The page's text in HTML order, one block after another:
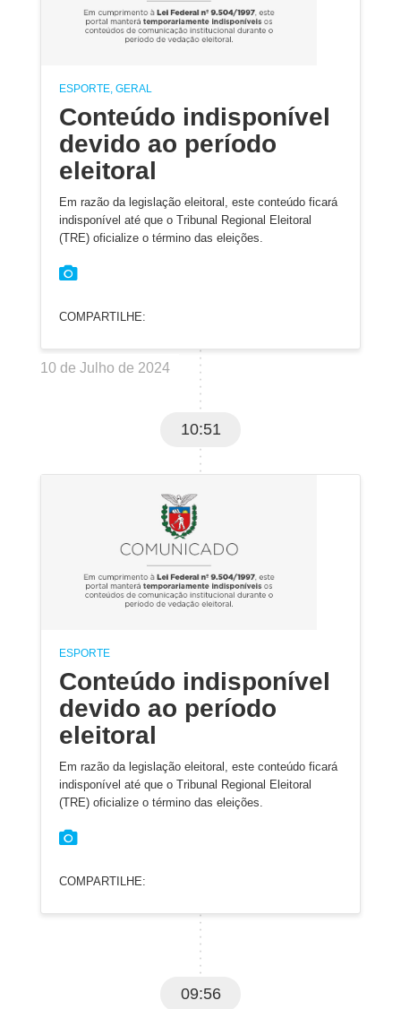
ESPORTE, GERAL
Conteúdo indisponível
devido ao período
eleitoral
Em razão da legislação eleitoral, este conteúdo ficará
indisponível até que o Tribunal Regional Eleitoral
(TRE) oficialize o término das eleições.
COMPARTILHE:
10 de Julho de 2024
10:51
ESPORTE
Conteúdo indisponível
devido ao período
eleitoral
Em razão da legislação eleitoral, este conteúdo ficará
indisponível até que o Tribunal Regional Eleitoral
(TRE) oficialize o término das eleições.
COMPARTILHE:
09:56